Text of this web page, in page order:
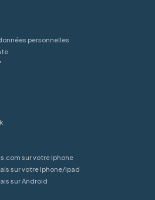
personnelles
sur votre Iphone
sur votre Iphone/Ipad
sur Android